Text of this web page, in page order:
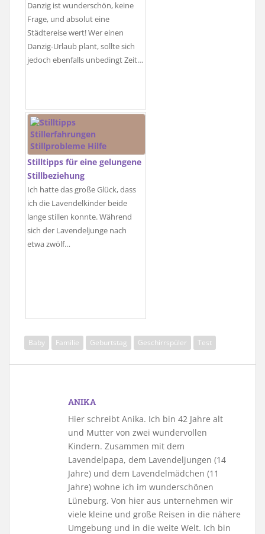
Danzig ist wunderschön, keine
Frage, und absolut eine
Städtereise wert! Wer einen
Danzig-Urlaub plant, sollte sich
jedoch ebenfalls unbedingt Zeit…
Stilltipps für eine gelungene
Stillbeziehung
Ich hatte das große Glück, dass
ich die Lavendelkinder beide
lange stillen konnte. Während
sich der Lavendeljunge nach
etwa zwölf…
Baby Familie Geburtstag Geschirrspüler Test
ANIKA
Hier schreibt Anika. Ich bin 42 Jahre alt
und Mutter von zwei wundervollen
Kindern. Zusammen mit dem
Lavendelpapa, dem Lavendeljungen (14
Jahre) und dem Lavendelmädchen (11
Jahre) wohne ich im wunderschönen
Lüneburg. Von hier aus unternehmen wir
viele kleine und große Reisen in die nähere
Umgebung und in die weite Welt. Ich bin